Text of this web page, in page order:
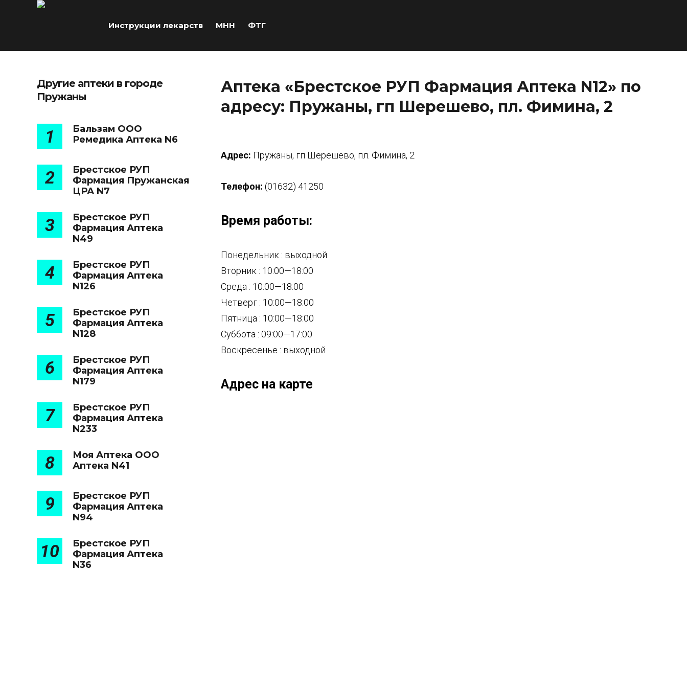
Инструкции лекарств МНН ФТГ
Аптека «Брестское РУП Фармация Аптека N12» по
адресу: Пружаны, гп Шерешево, пл. Фимина, 2
Адрес: Пружаны, гп Шерешево, пл. Фимина, 2
Телефон: (01632) 41250
Время работы:
Понедельник : выходной
Вторник : 10:00—18:00
Среда : 10:00—18:00
Четверг : 10:00—18:00
Пятница : 10:00—18:00
Суббота : 09:00—17:00
Воскресенье : выходной
Адрес на карте
Другие аптеки в городе
Пружаны
1
Бальзам ООО
Ремедика Аптека N6
2
Брестское РУП
Фармация Пружанская
ЦРА N7
3
Брестское РУП
Фармация Аптека
N49
4
Брестское РУП
Фармация Аптека
N126
5
Брестское РУП
Фармация Аптека
N128
6
Брестское РУП
Фармация Аптека
N179
7
Брестское РУП
Фармация Аптека
N233
8
Моя Аптека ООО
Аптека N41
9
Брестское РУП
Фармация Аптека
N94
10
Брестское РУП
Фармация Аптека
N36